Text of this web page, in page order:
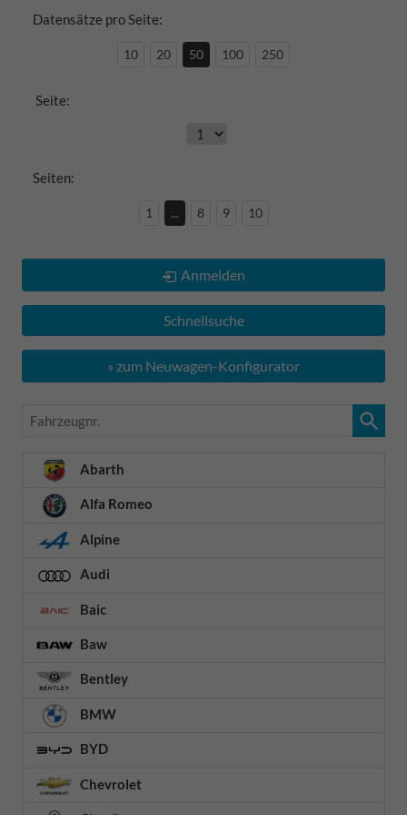
Datensätze pro Seite:
10 20 50 100 250
Seite:
Seiten:
1 ... 8 9 10
Anmelden
Schnellsuche
» zum Neuwagen-Konfigurator
Fahrzeugnr.
Abarth
Alfa Romeo
Alpine
Audi
Baic
Baw
Bentley
BMW
BYD
Chevrolet